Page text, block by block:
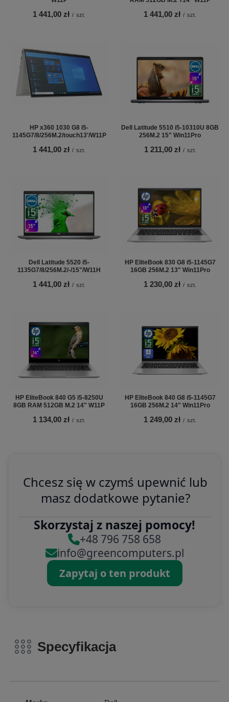
1 441,00 zł / szt. 1 441,00 zł / szt.
HP x360 1030 G8 i5-
1145G7/8/256M.2/touch13'/W11P
1 441,00 zł / szt.
Dell Latitude 5510 i5-10310U 8GB
256M.2 15" Win11Pro
1 211,00 zł / szt.
Dell Latitude 5520 i5-
1135G7/8/256M.2/-/15"/W11H
1 441,00 zł / szt.
HP EliteBook 830 G8 i5-1145G7
16GB 256M.2 13" Win11Pro
1 230,00 zł / szt.
HP EliteBook 840 G5 i5-8250U
8GB RAM 512GB M.2 14" W11P
1 134,00 zł / szt.
HP EliteBook 840 G8 i5-1145G7
16GB 256M.2 14" Win11Pro
1 249,00 zł / szt.
Chcesz się w czymś upewnić lub
masz dodatkowe pytanie?
Skorzystaj z naszej pomocy!
+48 796 758 658
info@greencomputers.pl
Zapytaj o ten produkt
Specyfikacja